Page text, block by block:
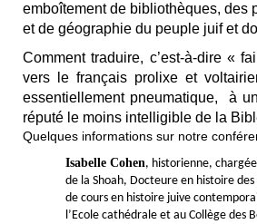
emboîtement de bibliothèques, des
et de géographie du peuple juif et
Comment traduire, c’est-à-dire «
vers le français prolixe et
essentiellement pneumatique, à
réputé le moins intelligible de la
Quelques informations sur notre
Isabelle Cohen, historienne,
de la Shoah, Docteure en histoire
de cours en histoire juive
l’Ecole cathédrale et au Collège des